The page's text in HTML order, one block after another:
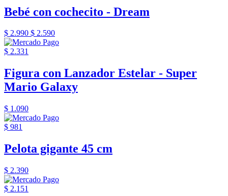
Bebé con cochecito - Dream
$ 2.990 $ 2.590
$ 2.331
Figura con Lanzador Estelar - Super
Mario Galaxy
$ 1.090
$ 981
Pelota gigante 45 cm
$ 2.390
$ 2.151